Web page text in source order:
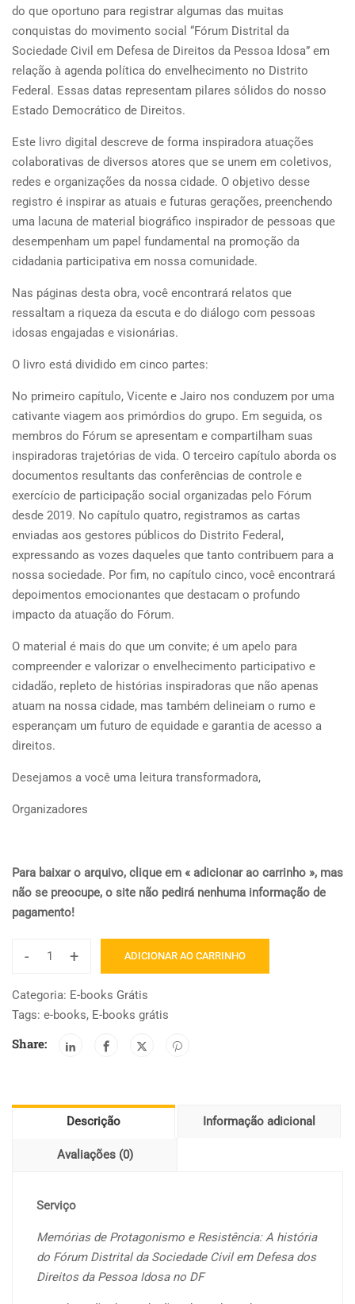
do que oportuno para registrar algumas das muitas
conquistas do movimento social “Fórum Distrital da
Sociedade Civil em Defesa de Direitos da Pessoa Idosa” em
relação à agenda política do envelhecimento no Distrito
Federal. Essas datas representam pilares sólidos do nosso
Estado Democrático de Direitos.
Este livro digital descreve de forma inspiradora atuações
colaborativas de diversos atores que se unem em coletivos,
redes e organizações da nossa cidade. O objetivo desse
registro é inspirar as atuais e futuras gerações, preenchendo
uma lacuna de material biográfico inspirador de pessoas que
desempenham um papel fundamental na promoção da
cidadania participativa em nossa comunidade.
Nas páginas desta obra, você encontrará relatos que
ressaltam a riqueza da escuta e do diálogo com pessoas
idosas engajadas e visionárias.
O livro está dividido em cinco partes:
No primeiro capítulo, Vicente e Jairo nos conduzem por uma
cativante viagem aos primórdios do grupo. Em seguida, os
membros do Fórum se apresentam e compartilham suas
inspiradoras trajetórias de vida. O terceiro capítulo aborda os
documentos resultants das conferências de controle e
exercício de participação social organizadas pelo Fórum
desde 2019. No capítulo quatro, registramos as cartas
enviadas aos gestores públicos do Distrito Federal,
expressando as vozes daqueles que tanto contribuem para a
nossa sociedade. Por fim, no capítulo cinco, você encontrará
depoimentos emocionantes que destacam o profundo
impacto da atuação do Fórum.
O material é mais do que um convite; é um apelo para
compreender e valorizar o envelhecimento participativo e
cidadão, repleto de histórias inspiradoras que não apenas
atuam na nossa cidade, mas também delineiam o rumo e
esperançam um futuro de equidade e garantia de acesso a
direitos.
Desejamos a você uma leitura transformadora,
Organizadores
Para baixar o arquivo, clique em « adicionar ao carrinho », mas
não se preocupe, o site não pedirá nenhuma informação de
pagamento!
-
Memórias
Resistência:
do
Fórum
da
Civil
Defesa
dos
Direitos
+ ADICIONAR AO CARRINHO
Categoria: E-books Grátis
Tags: e-books, E-books grátis
Share:
Descrição Informação adicional
Avaliações (0)
Serviço
Memórias de Protagonismo e Resistência: A história
do Fórum Distrital da Sociedade Civil em Defesa dos
Direitos da Pessoa Idosa no DF